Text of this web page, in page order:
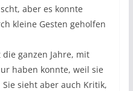
aber es konnte
kleine Gesten geholfen
ganzen Jahre, mit
haben konnte, weil sie
sieht aber auch Kritik,